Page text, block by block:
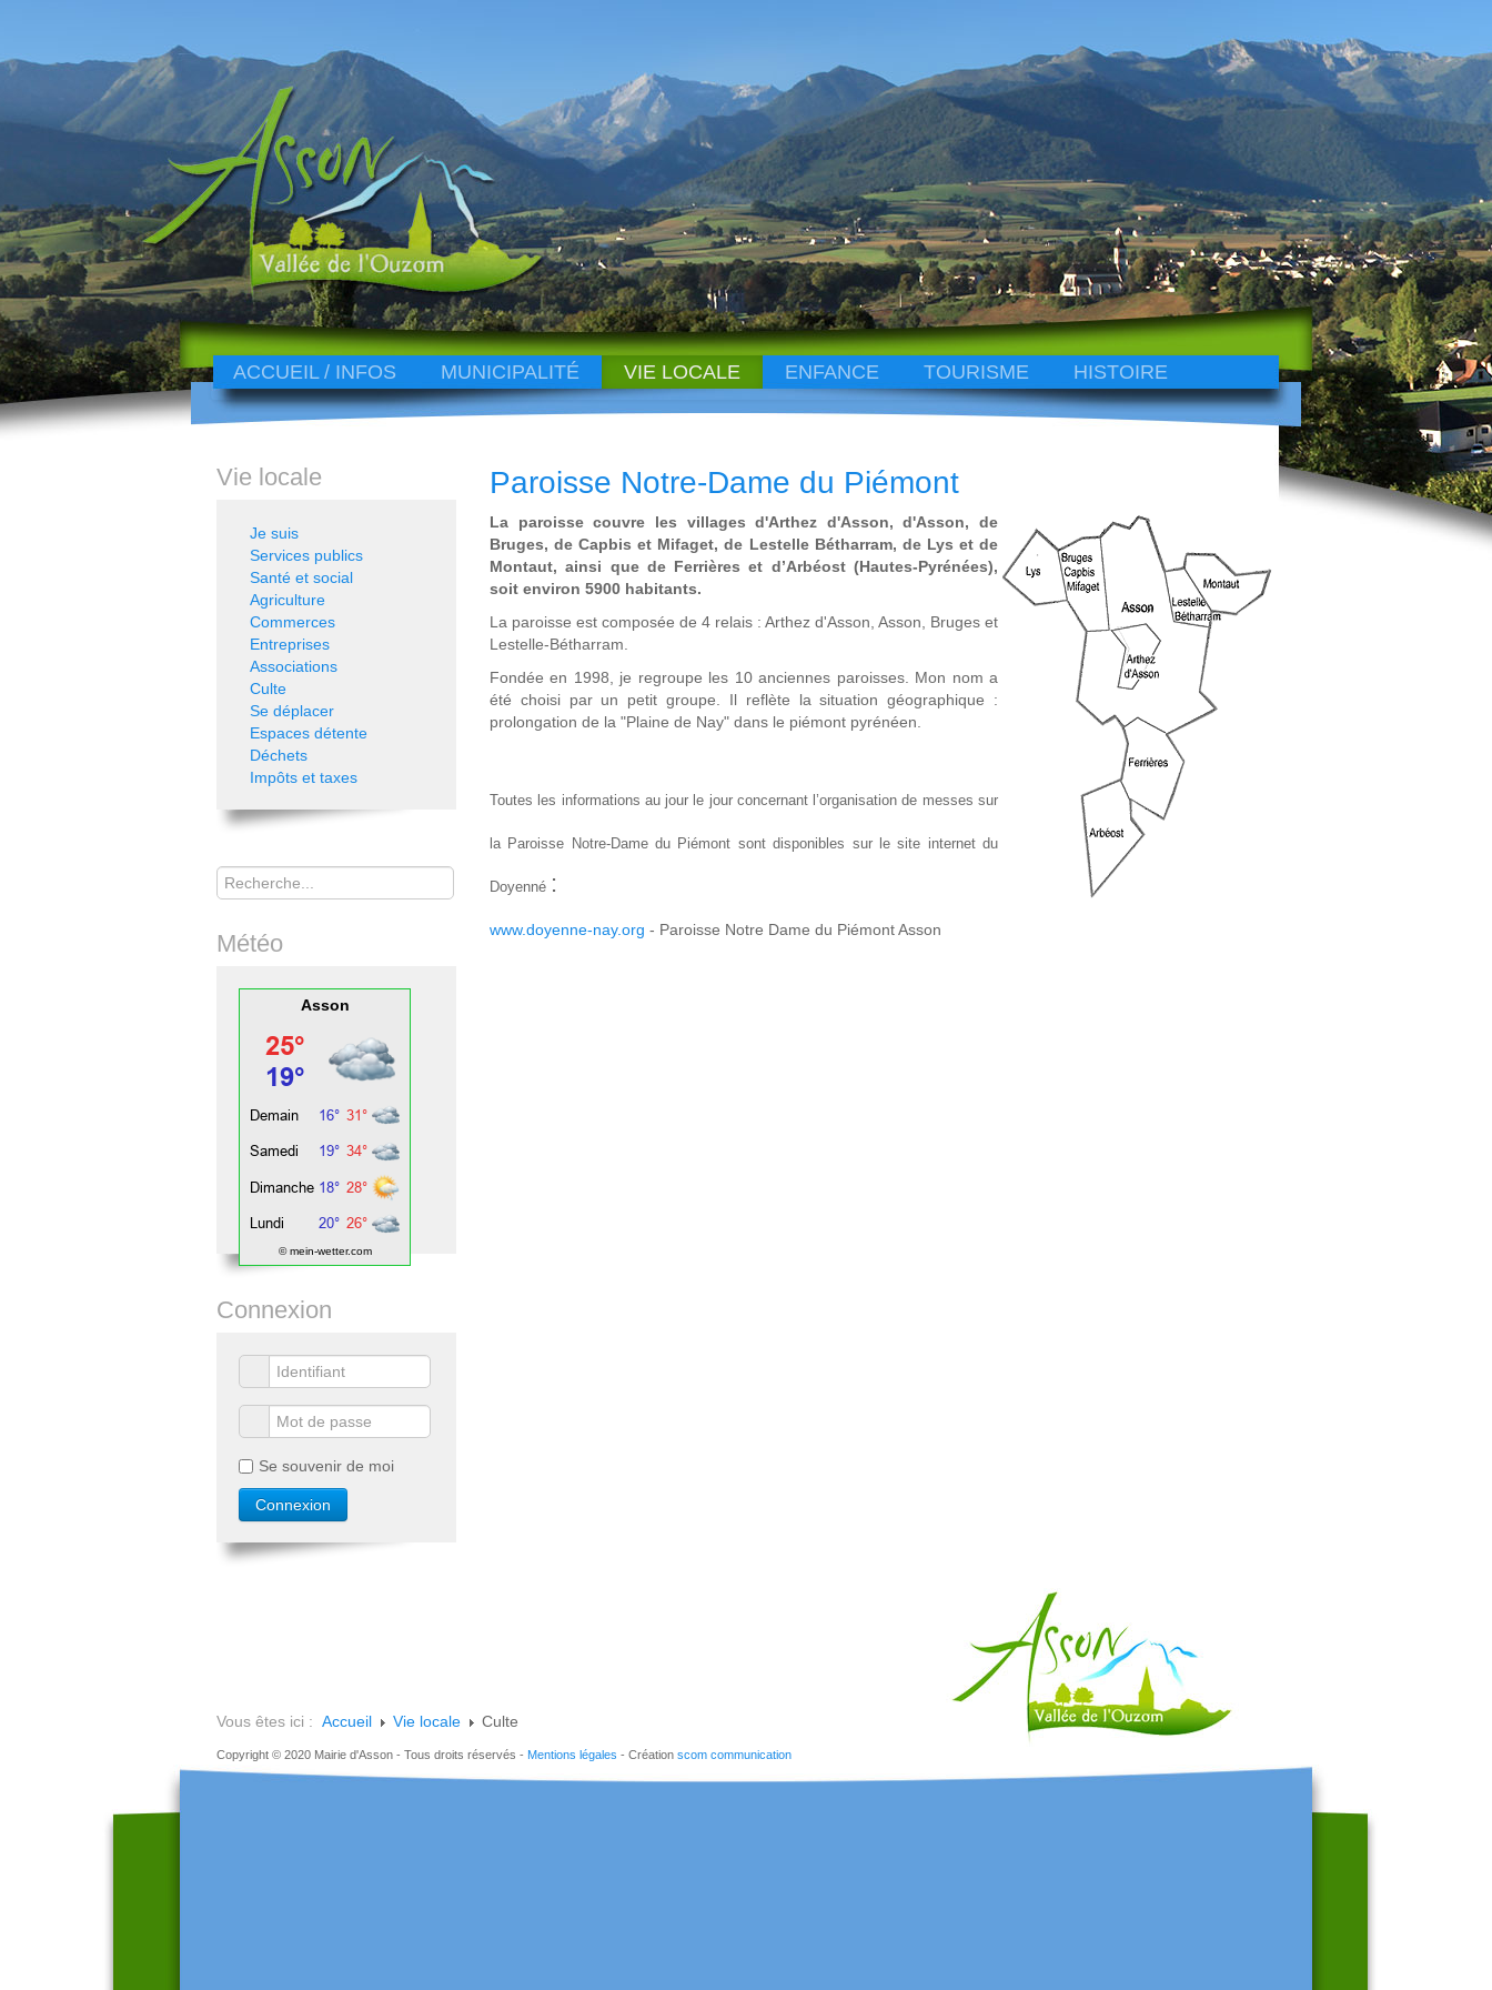
ACCUEIL / INFOS MUNICIPALITÉ VIE LOCALE ENFANCE TOURISME HISTOIRE
Paroisse Notre-Dame du Piémont
La paroisse couvre les villages d'Arthez d'Asson, d'Asson, de
Bruges, de Capbis et Mifaget, de Lestelle Bétharram, de Lys et de
Montaut, ainsi que de Ferrières et d’Arbéost (Hautes-Pyrénées),
soit environ 5900 habitants.
La paroisse est composée de 4 relais : Arthez d'Asson, Asson, Bruges et
Lestelle-Bétharram.
Fondée en 1998, je regroupe les 10 anciennes paroisses. Mon nom a
été choisi par un petit groupe. Il reflète la situation géographique :
prolongation de la "Plaine de Nay" dans le piémont pyrénéen.
Toutes les informations au jour le jour concernant l’organisation de messes sur
la Paroisse Notre-Dame du Piémont sont disponibles sur le site internet du
Doyenné :
www.doyenne-nay.org - Paroisse Notre Dame du Piémont Asson
Vie locale
Je suis
Services publics
Santé et social
Agriculture
Commerces
Entreprises
Associations
Culte
Se déplacer
Espaces détente
Déchets
Impôts et taxes
Rechercher
Météo
Asson
© mein-wetter.com
Connexion
Se souvenir de moi
Vous êtes ici : Accueil Vie locale Culte
Copyright © 2020 Mairie d'Asson - Tous droits réservés - Mentions légales - Création scom communication